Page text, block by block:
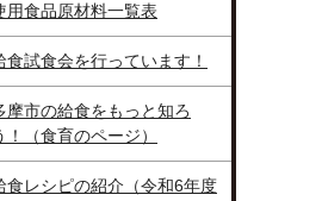
用食品原材料一覧表
食試食会を行っています！
摩市の給食をもっと知ろ
！（食育のページ）
食レシピの紹介（令和6年度